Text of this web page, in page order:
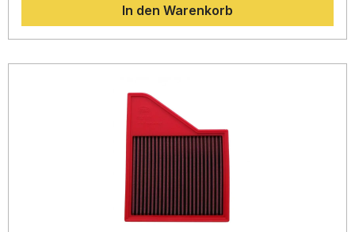
ermöglicht eine optimale Entfaltung der Motorleistung. Dank
des innovativen BMC "Full Moulding"-Fertigungsprozesses
besteht der Filter aus einem Stück, wodurch keine
gewährleistet ist. Das verwendete Legierungsgewebe mit
Benzindämpfen und sorgt so für eine lange Lebensdauer.
Die mehrlagige Baumwollgaze, getränkt mit Spezialöl,
garantiert maximale Luftdurchlässigkeit bei zuverlässiger
Filtration. Ob im Alltag oder auf der Rennstrecke – mit dem
BMC Luftfilter profitieren Sie von einer besseren
Gasannahme, gesteigerter Effizienz und purem Fahrspaß.
Verbesserter Luftdurchsatz gegenüber Papierfiltern
Optimierte Motorleistung durch geringeren Luftdruckverlust
Stabile und langlebige Bauweise ohne Schweißnähte
Schutz vor Oxidation und Benzindämpfen dank
In den Warenkorb